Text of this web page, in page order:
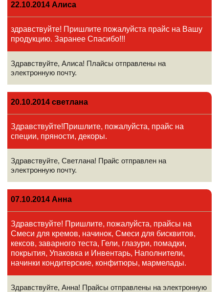
22.10.2014 Алиса
здравствуйте! Пришлите пожалуйста прайс на Вашу
продукцию. Заранее Спасибо!!!
Здравствуйте, Алиса! Плайсы отправлены на
электронную почту.
20.10.2014 светлана
Здравствуйте!Пришлите, пожалуйста, прайс на
специи, пряности, декоры.
Здравствуйте, Светлана! Прайс отправлен на
электронную почту.
07.10.2014 Анна
Здравствуйте! Пришлите, пожалуйста, прайсы на
Смеси для кремов, начинок, Смеси для бисквитов,
кексов, заварного теста, Гели, глазури, помадки,
покрытия, Упаковка и Инвентарь, Наполнители,
начинки кондитерские, конфитюры, мармелады.
Здравствуйте, Анна! Прайсы отправлены на электронную